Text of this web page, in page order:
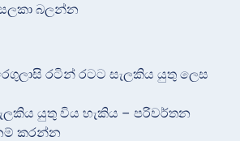
බලන්න
රටින් රටට සැලකිය යුතු ලෙස
යුතු විය හැකිය – පරිවර්තන
කරන්න